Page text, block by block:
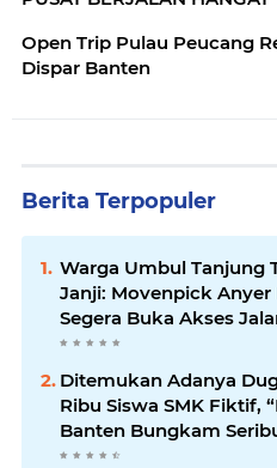
Open Trip Pulau Peucang
Dispar Banten
Berita Terpopuler
Warga Umbul Tanjung
Janji: Movenpick
Segera Buka Akses
Pantai
Ditemukan Adanya
Ribu Siswa SMK Fiktif,
Banten Bungkam
Bahasa”